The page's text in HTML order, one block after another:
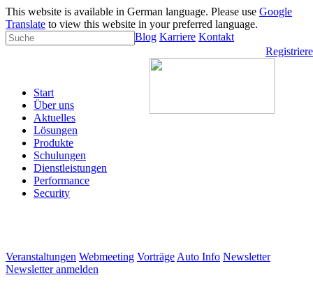
This website is available in German language. Please use Google
Translate to view this website in your preferred language.
Blog Karriere Kontakt
Start
Über uns
Aktuelles
Lösungen
Produkte
Schulungen
Dienstleistungen
Performance
Security
Veranstaltungen Webmeeting Vorträge Auto Info Newsletter
Newsletter anmelden